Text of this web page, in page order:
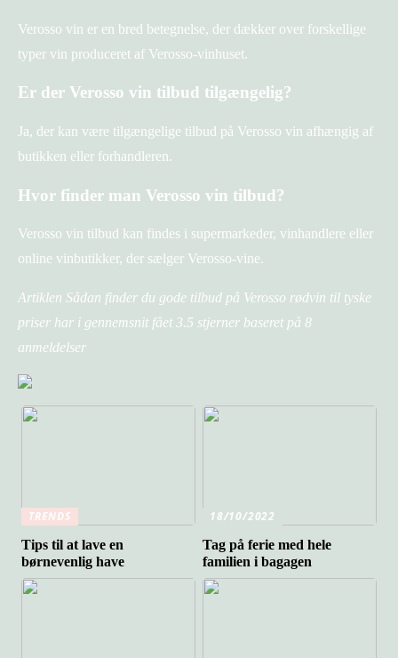
Verosso vin er en bred betegnelse, der dækker over forskellige
typer vin produceret af Verosso-vinhuset.
Er der Verosso vin tilbud tilgængelig?
Ja, der kan være tilgængelige tilbud på Verosso vin afhængig af
butikken eller forhandleren.
Hvor finder man Verosso vin tilbud?
Verosso vin tilbud kan findes i supermarkeder, vinhandlere eller
online vinbutikker, der sælger Verosso-vine.
Artiklen Sådan finder du gode tilbud på Verosso rødvin til tyske
priser har i gennemsnit fået 3.5 stjerner baseret på 8
anmeldelser
TRENDS
Tips til at lave en
børnevenlig have
18/10/2022
Tag på ferie med hele
familien i bagagen